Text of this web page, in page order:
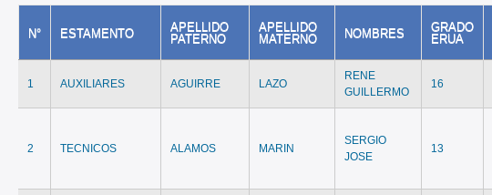
N° ESTAMENTO
APELLIDO
PATERNO
APELLIDO
MATERNO
NOMBRES
GRADO
ERUA
1 AUXILIARES AGUIRRE LAZO
RENE
GUILLERMO
16
2 TECNICOS ALAMOS MARIN
SERGIO
JOSE
13